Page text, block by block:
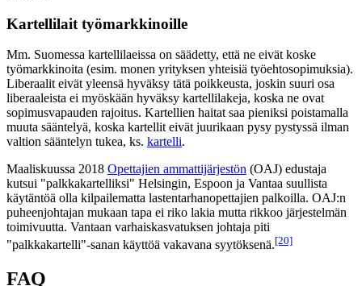
Kartellilait työmarkkinoille
Mm. Suomessa kartellilaeissa on säädetty, että ne eivät koske
työmarkkinoita (esim. monen yrityksen yhteisiä työehtosopimuksia).
Liberaalit eivät yleensä hyväksy tätä poikkeusta, joskin suuri osa
liberaaleista ei myöskään hyväksy kartellilakeja, koska ne ovat
sopimusvapauden rajoitus. Kartellien haitat saa pieniksi poistamalla
muuta sääntelyä, koska kartellit eivät juurikaan pysy pystyssä ilman
valtion sääntelyn tukea, ks. kartelli.
Maaliskuussa 2018 Opettajien ammattijärjestön (OAJ) edustaja
kutsui "palkkakartelliksi" Helsingin, Espoon ja Vantaa suullista
käytäntöä olla kilpailematta lastentarhanopettajien palkoilla. OAJ:n
puheenjohtajan mukaan tapa ei riko lakia mutta rikkoo järjestelmän
toimivuutta. Vantaan varhaiskasvatuksen johtaja piti
"palkkakartelli"-sanan käyttöä vakavana syytöksenä.[20]
FAQ